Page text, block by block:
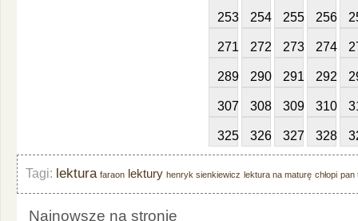
253 254 255 256
271 272 273 274
289 290 291 292
307 308 309 310
325 326 327 328
Tagi: lektura faraon lektury henryk sienkiewicz lektura na maturę chłopi pan
Najnowsze na stronie